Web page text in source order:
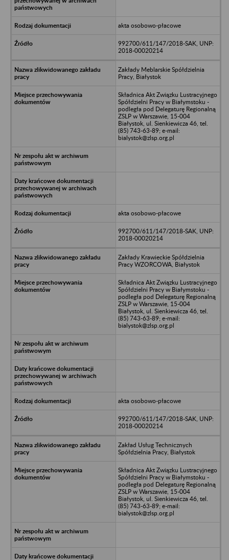
akta osobowo-płacowe
992700/611/147/2018-SAK, UNP:
2018-00020214
Zakłady Meblarskie Spółdzielnia
Pracy, Białystok
Składnica Akt Związku Lustracyjnego
Spółdzielni Pracy w Białymstoku -
podległa pod Delegaturę Regionalną
ZSLP w Warszawie, 15-004
Białystok, ul. Sienkiewicza 46, tel.
(85) 743-63-89; e-mail:
bialystok@zlsp.org.pl
akta osobowo-płacowe
992700/611/147/2018-SAK, UNP:
2018-00020214
Zakłady Krawieckie Spółdzielnia
Pracy WZORCOWA, Białystok
Składnica Akt Związku Lustracyjnego
Spółdzielni Pracy w Białymstoku -
podległa pod Delegaturę Regionalną
ZSLP w Warszawie, 15-004
Białystok, ul. Sienkiewicza 46, tel.
(85) 743-63-89; e-mail:
bialystok@zlsp.org.pl
akta osobowo-płacowe
992700/611/147/2018-SAK, UNP:
2018-00020214
Zakład Usług Technicznych
Spółdzielnia Pracy, Białystok
Składnica Akt Związku Lustracyjnego
Spółdzielni Pracy w Białymstoku -
podległa pod Delegaturę Regionalną
ZSLP w Warszawie, 15-004
Białystok, ul. Sienkiewicza 46, tel.
(85) 743-63-89; e-mail:
bialystok@zlsp.org.pl